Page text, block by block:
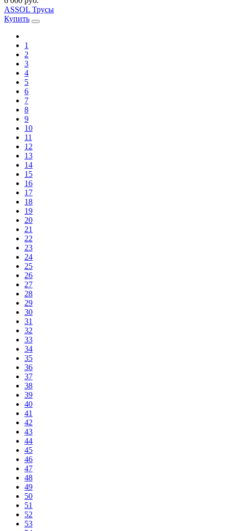
ASSOL Трусы
Купить
1
2
3
4
5
6
7
8
9
10
11
12
13
14
15
16
17
18
19
20
21
22
23
24
25
26
27
28
29
30
31
32
33
34
35
36
37
38
39
40
41
42
43
44
45
46
47
48
49
50
51
52
53